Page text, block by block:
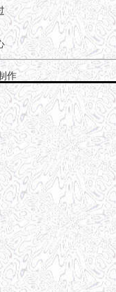
作